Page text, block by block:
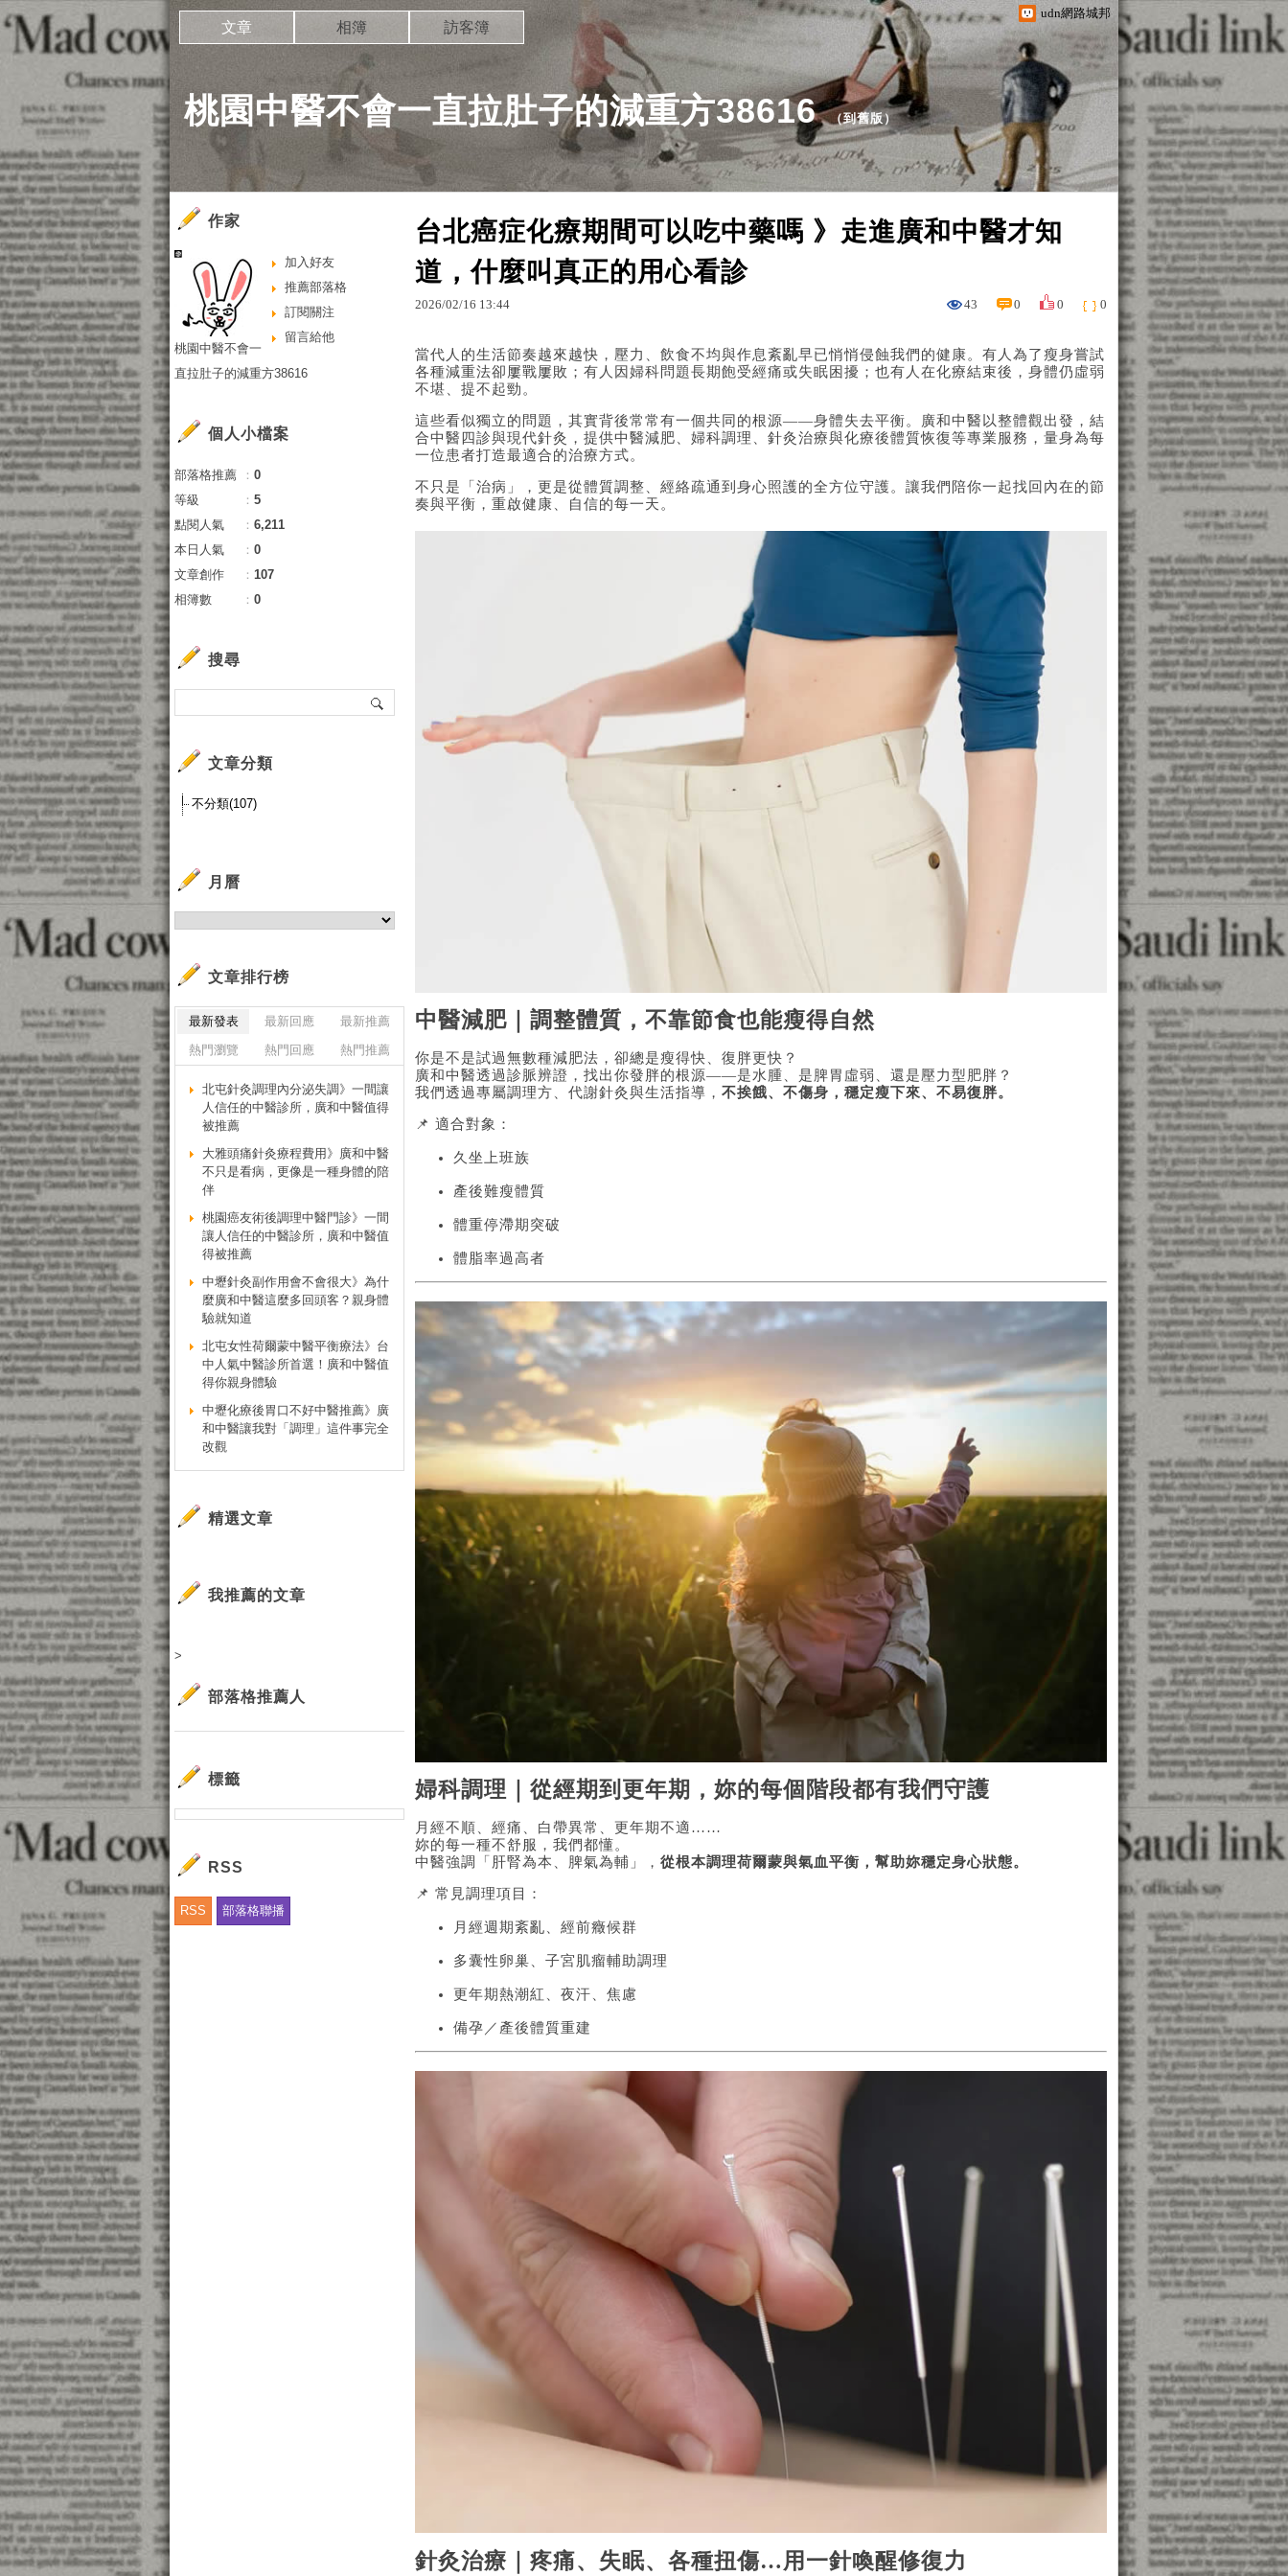
udn網路城邦
桃園中醫不會一直拉肚子的減重方38616（到舊版）
文章 相簿 訪客簿
台北癌症化療期間可以吃中藥嗎 》走進廣和中醫才知
道，什麼叫真正的用心看診
2026/02/16 13:44 43 0 0 0
當代人的生活節奏越來越快，壓力、飲食不均與作息紊亂早已悄悄侵蝕我們的健康。有人為了瘦身嘗試
各種減重法卻屢戰屢敗；有人因婦科問題長期飽受經痛或失眠困擾；也有人在化療結束後，身體仍虛弱
不堪、提不起勁。
這些看似獨立的問題，其實背後常常有一個共同的根源——身體失去平衡。廣和中醫以整體觀出發，結
合中醫四診與現代針灸，提供中醫減肥、婦科調理、針灸治療與化療後體質恢復等專業服務，量身為每
一位患者打造最適合的治療方式。
不只是「治病」，更是從體質調整、經絡疏通到身心照護的全方位守護。讓我們陪你一起找回內在的節
奏與平衡，重啟健康、自信的每一天。
中醫減肥｜調整體質，不靠節食也能瘦得自然
你是不是試過無數種減肥法，卻總是瘦得快、復胖更快？
廣和中醫透過診脈辨證，找出你發胖的根源——是水腫、是脾胃虛弱、還是壓力型肥胖？
我們透過專屬調理方、代謝針灸與生活指導， 不挨餓、不傷身，穩定瘦下來、不易復胖。
📌 適合對象：
久坐上班族
產後難瘦體質
體重停滯期突破
體脂率過高者
婦科調理｜從經期到更年期，妳的每個階段都有我們守護
月經不順、經痛、白帶異常、更年期不適……
妳的每一種不舒服，我們都懂。
中醫強調「肝腎為本、脾氣為輔」， 從根本調理荷爾蒙與氣血平衡，幫助妳穩定身心狀態。
📌 常見調理項目：
月經週期紊亂、經前癥候群
多囊性卵巢、子宮肌瘤輔助調理
更年期熱潮紅、夜汗、焦慮
備孕／產後體質重建
針灸治療｜疼痛、失眠、各種扭傷…用一針喚醒修復力
作家
加入好友
推薦部落格
訂閱關注
留言給他
桃園中醫不會一
直拉肚子的減重方38616
個人小檔案
部落格推薦 ： 0
等級
： 5
點閱人氣
： 6,211
本日人氣
： 0
文章創作
： 107
相簿數
： 0
搜尋
文章分類
不分類(107)
月曆
文章排行榜
最新發表 最新回應
最新推薦
熱門瀏覽
熱門回應 熱門推薦
北屯針灸調理內分泌失調》一間讓
人信任的中醫診所，廣和中醫值得
被推薦
大雅頭痛針灸療程費用》廣和中醫
不只是看病，更像是一種身體的陪
伴
桃園癌友術後調理中醫門診》一間
讓人信任的中醫診所，廣和中醫值
得被推薦
中壢針灸副作用會不會很大》為什
麼廣和中醫這麼多回頭客？親身體
驗就知道
北屯女性荷爾蒙中醫平衡療法》台
中人氣中醫診所首選！廣和中醫值
得你親身體驗
中壢化療後胃口不好中醫推薦》廣
和中醫讓我對「調理」這件事完全
改觀
精選文章
我推薦的文章
>
部落格推薦人
標籤
RSS
RSS 部落格聯播